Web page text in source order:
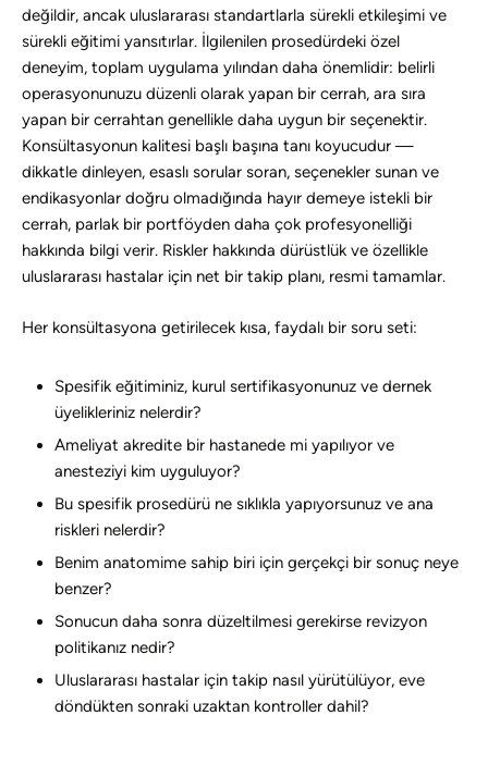
değildir, ancak uluslararası standartlarla sürekli etkileşimi ve
sürekli eğitimi yansıtırlar. İlgilenilen prosedürdeki özel
deneyim, toplam uygulama yılından daha önemlidir: belirli
operasyonunuzu düzenli olarak yapan bir cerrah, ara sıra
yapan bir cerrahtan genellikle daha uygun bir seçenektir.
Konsültasyonun kalitesi başlı başına tanı koyucudur —
dikkatle dinleyen, esaslı sorular soran, seçenekler sunan ve
endikasyonlar doğru olmadığında hayır demeye istekli bir
cerrah, parlak bir portföyden daha çok profesyonelliği
hakkında bilgi verir. Riskler hakkında dürüstlük ve özellikle
uluslararası hastalar için net bir takip planı, resmi tamamlar.
Her konsültasyona getirilecek kısa, faydalı bir soru seti:
Spesifik eğitiminiz, kurul sertifikasyonunuz ve dernek
üyelikleriniz nelerdir?
Ameliyat akredite bir hastanede mi yapılıyor ve
anesteziyi kim uyguluyor?
Bu spesifik prosedürü ne sıklıkla yapıyorsunuz ve ana
riskleri nelerdir?
Benim anatomime sahip biri için gerçekçi bir sonuç neye
benzer?
Sonucun daha sonra düzeltilmesi gerekirse revizyon
politikanız nedir?
Uluslararası hastalar için takip nasıl yürütülüyor, eve
döndükten sonraki uzaktan kontroller dahil?